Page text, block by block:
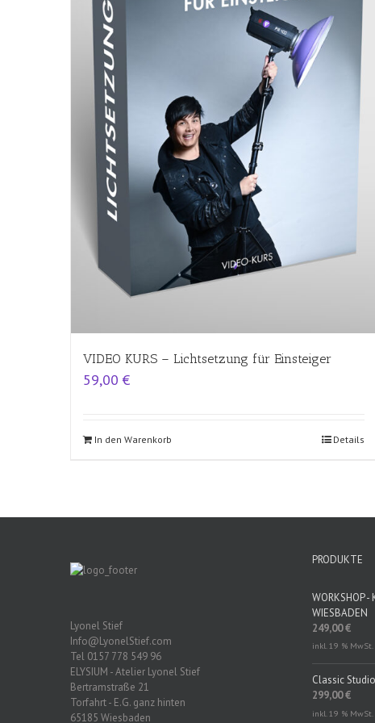
VIDEO KURS – Lichtsetzung für Einsteiger
59,00 €
In den Warenkorb Details
Lyonel Stief
Info@LyonelStief.com
Tel 0157 778 549 96
ELYSIUM - Atelier Lyonel Stief
Bertramstraße 21
Torfahrt - E.G. ganz hinten
65185 Wiesbaden
PRODUKTE
WORKSHOP
WIESBADEN
249,00€
inkl. 19 % MwSt.
Classic
299,00€
inkl. 19 % MwSt.